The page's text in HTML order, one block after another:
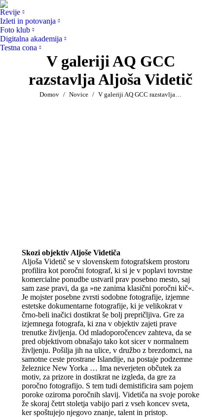
Revije
Izleti in potovanja
Foto klub
Digitalna akademija
Testna cona
V galeriji AQ GCC
razstavlja Aljoša Videtič
You are here:
Domov Novice V galeriji AQ GCC razstavlja…
Skozi objektiv Aljoše Videtiča
Aljoša Videtič se v slovenskem fotografskem prostoru
profilira kot poročni fotograf, ki si je v poplavi tovrstne
komercialne ponudbe ustvaril prav posebno mesto, saj
sam zase pravi, da ga »ne zanima klasični poročni kič«.
Je mojster posebne zvrsti sodobne fotografije, izjemne
estetske dokumentarne fotografije, ki je velikokrat v
črno-beli inačici dostikrat še bolj prepričljiva. Gre za
izjemnega fotografa, ki zna v objektiv zajeti prave
trenutke življenja. Od mladoporočencev zahteva, da se
pred objektivom obnašajo tako kot sicer v normalnem
življenju. Pošilja jih na ulice, v družbo z brezdomci, na
samotne ceste prostrane Islandije, na postaje podzemne
železnice New Yorka … Ima neverjeten občutek za
motiv, za prizore in dostikrat ne izgleda, da gre za
poročno fotografijo. S tem tudi demistificira sam pojem
poroke oziroma poročnih slavij. Videtiča na svoje poroke
že skoraj četrt stoletja vabijo pari z vseh koncev sveta,
ker spoštujejo njegovo znanje, talent in pristop.